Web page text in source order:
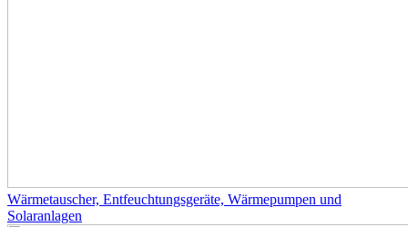
Wärmetauscher, Entfeuchtungsgeräte, Wärmepumpen und
Solaranlagen